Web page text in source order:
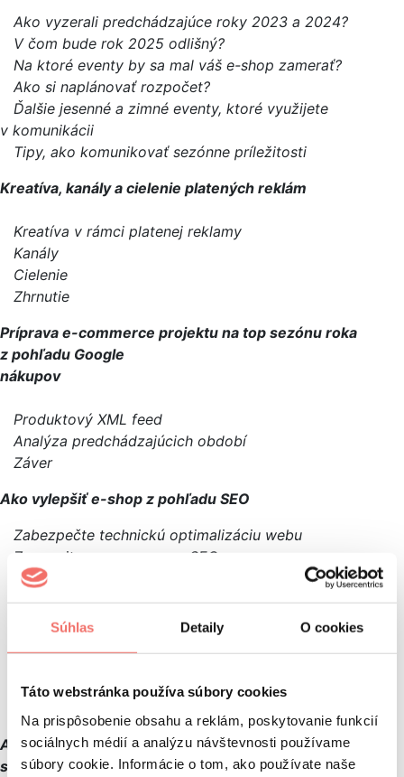
Súhlas Detaily O cookies
Táto webstránka používa súbory cookies
Na prispôsobenie obsahu a reklám, poskytovanie funkcií
sociálnych médií a analýzu návštevnosti používame
súbory cookie. Informácie o tom, ako používate naše
Ako vyzerali predchádzajúce roky 2023 a 2024?
V čom bude rok 2025 odlišný?
Na ktoré eventy by sa mal váš e-shop zamerať?
Ako si naplánovať rozpočet?
Ďalšie jesenné a zimné eventy, ktoré využijete
v komunikácii
Tipy, ako komunikovať sezónne príležitosti
Kreatíva, kanály a cielenie platených reklám
Kreatíva v rámci platenej reklamy
Kanály
Cielenie
Zhrnutie
Príprava e-commerce projektu na top sezónu roka
z pohľadu Google
nákupov
Produktový XML feed
Analýza predchádzajúcich období
Záver
Ako vylepšiť e-shop z pohľadu SEO
Zabezpečte technickú optimalizáciu webu
Zamerajte sa na on-page SEO
Myslite na UX (používateľskú skúsenosť)
Testujte!
Poprepájajte stránky internými odkazmi
SEO & iné marketingové kanály
Ako sa pripraviť na Black Friday či Vianoce na sociálnych
sieťach